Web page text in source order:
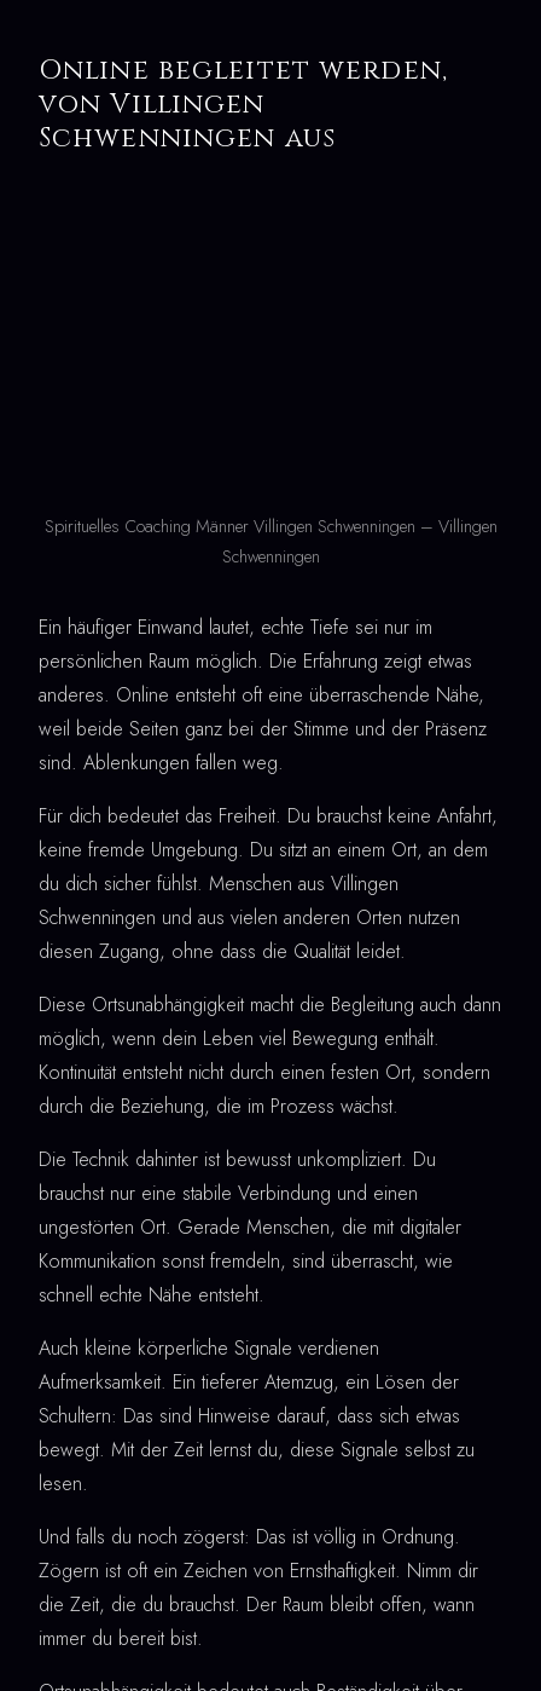
Online begleitet werden,
von Villingen
Schwenningen aus
Spirituelles Coaching Männer Villingen Schwenningen – Villingen
Schwenningen
Ein häufiger Einwand lautet, echte Tiefe sei nur im
persönlichen Raum möglich. Die Erfahrung zeigt etwas
anderes. Online entsteht oft eine überraschende Nähe,
weil beide Seiten ganz bei der Stimme und der Präsenz
sind. Ablenkungen fallen weg.
Für dich bedeutet das Freiheit. Du brauchst keine Anfahrt,
keine fremde Umgebung. Du sitzt an einem Ort, an dem
du dich sicher fühlst. Menschen aus Villingen
Schwenningen und aus vielen anderen Orten nutzen
diesen Zugang, ohne dass die Qualität leidet.
Diese Ortsunabhängigkeit macht die Begleitung auch dann
möglich, wenn dein Leben viel Bewegung enthält.
Kontinuität entsteht nicht durch einen festen Ort, sondern
durch die Beziehung, die im Prozess wächst.
Die Technik dahinter ist bewusst unkompliziert. Du
brauchst nur eine stabile Verbindung und einen
ungestörten Ort. Gerade Menschen, die mit digitaler
Kommunikation sonst fremdeln, sind überrascht, wie
schnell echte Nähe entsteht.
Auch kleine körperliche Signale verdienen
Aufmerksamkeit. Ein tieferer Atemzug, ein Lösen der
Schultern: Das sind Hinweise darauf, dass sich etwas
bewegt. Mit der Zeit lernst du, diese Signale selbst zu
lesen.
Und falls du noch zögerst: Das ist völlig in Ordnung.
Zögern ist oft ein Zeichen von Ernsthaftigkeit. Nimm dir
die Zeit, die du brauchst. Der Raum bleibt offen, wann
immer du bereit bist.